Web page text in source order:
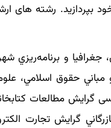
رشته های
جغرافيا و برنامه‌ريزي
مباني حقوق اسلامي،
گرايش مطالعات
گرايش تجارت